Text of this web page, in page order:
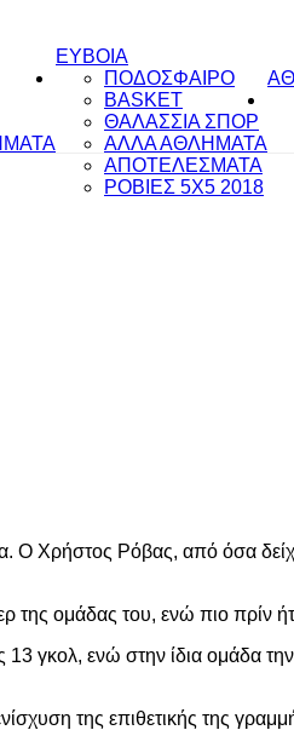
ΕΥΒΟΙΑ
ΠΟΔΟΣΦΑΙΡΟ
BASKET
ΘΑΛΑΣΣΙΑ ΣΠΟΡ
ΑΛΛΑ ΑΘΛΗΜΑΤΑ
ΑΠΟΤΕΛΕΣΜΑΤΑ
ΡΟΒΙΕΣ 5Χ5 2018
Χρήστος Ρόβας, από όσα
της ομάδας του, ενώ πιο πρίν
γκολ, ενώ στην ίδια ομάδα
της επιθετικής της